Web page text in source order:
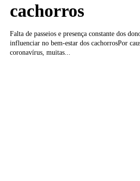
cachorros
Falta de passeios e presença constante dos
influenciar no bem-estar dos cachorrosPor
coronavírus, muitas...